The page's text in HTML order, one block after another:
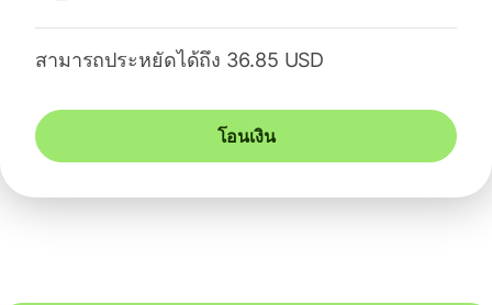
สามารถประหยัดได้ถึง 36.85 USD
โอนเงิน